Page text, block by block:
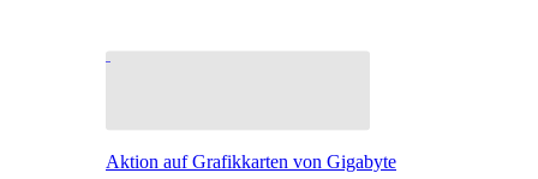
Aktion auf Grafikkarten von Gigabyte